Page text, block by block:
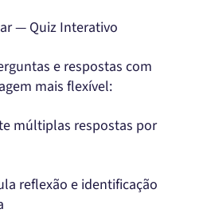
— Quiz Interativo
e respostas com
mais flexível:
respostas por
reflexão e identificação